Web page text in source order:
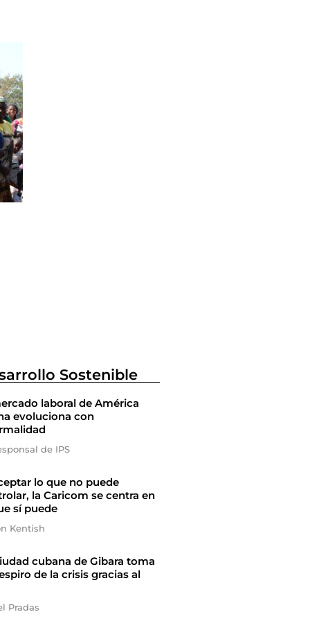
Sostenible
laboral de América
evoluciona con
de IPS
lo que no puede
la Caricom se centra en
sí puede
Kentish
cubana de Gibara toma
de la crisis gracias al
Pradas